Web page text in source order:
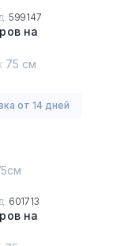
599147
на
75 см
от 14 дней
601713
на